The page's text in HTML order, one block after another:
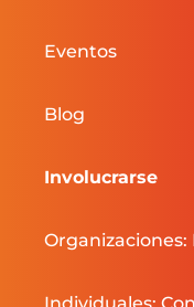
Eventos
Blog
Involucrarse
Individuales: